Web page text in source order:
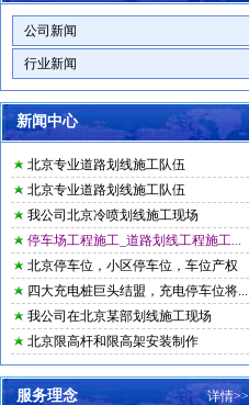
公司新闻
行业新闻
新闻中心
北京专业道路划线施工队伍
北京专业道路划线施工队伍
我公司北京冷喷划线施工现场
停车场工程施工_道路划线工程施工...
北京停车位，小区停车位，车位产权
四大充电桩巨头结盟，充电停车位将...
我公司在北京某部划线施工现场
北京限高杆和限高架安装制作
详情>>
服务理念
一、服务宗旨